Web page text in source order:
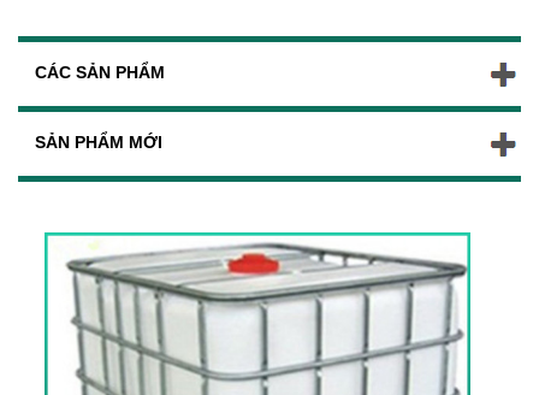
CÁC SẢN PHẨM
SẢN PHẨM MỚI